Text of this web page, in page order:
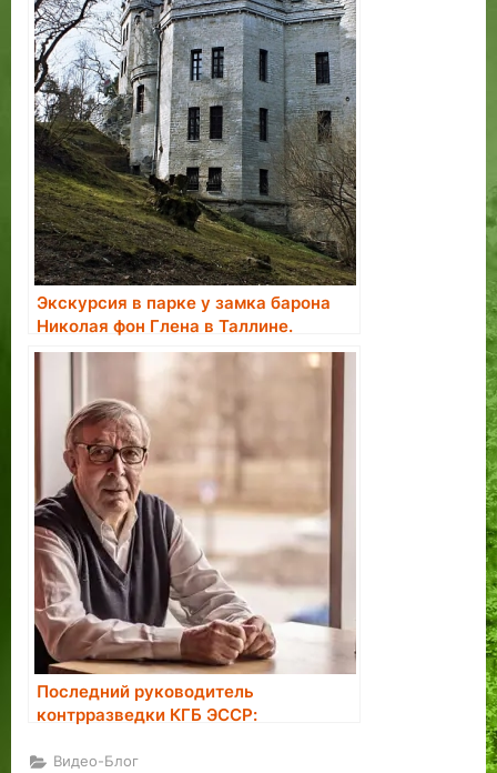
Экскурсия в парке у замка барона
Николая фон Глена в Таллине.
Бронирование экскурсии.
Последний руководитель
контрразведки КГБ ЭССР:
агенты считали это большой честью
Видео-Блог